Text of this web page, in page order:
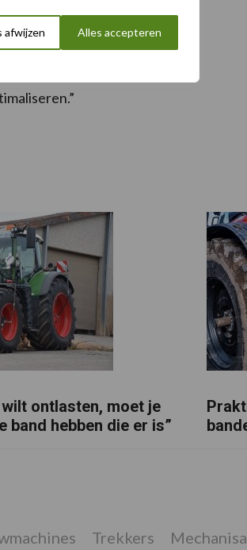
afwijzen Alles accepteren
Director van BKT
het resultaat van
moderne landbouw. We
ontlasten, moet je
band hebben die er is”
Trekkers